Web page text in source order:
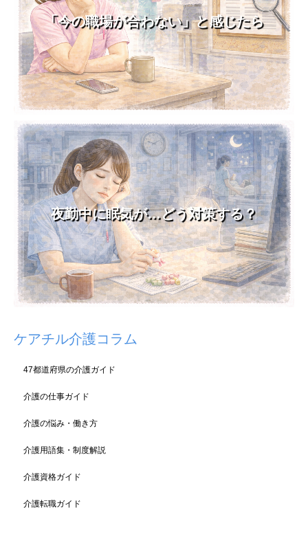
「今の職場が合わない」と感じたら
夜勤中に眠気が…どう対策する？
ケアチル介護コラム
47都道府県の介護ガイド
介護の仕事ガイド
介護の悩み・働き方
介護用語集・制度解説
介護資格ガイド
介護転職ガイド